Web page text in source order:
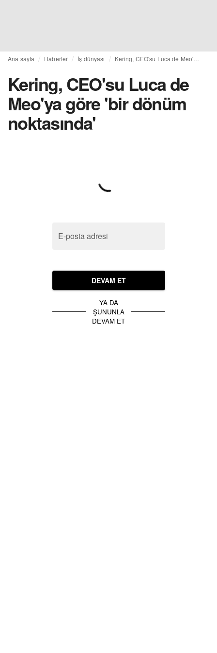
Ana sayfa Haberler İş dünyası
Kering, CEO'su Luca de
Meo'ya göre 'bir dönüm
noktasında'
E-posta adresi
DEVAM ET
YA DA
ŞUNUNLA
DEVAM ET